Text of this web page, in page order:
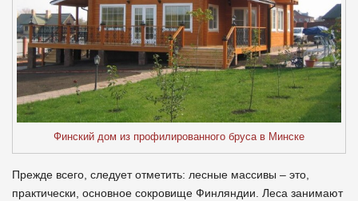
Финский дом из профилированного бруса в Минске
Прежде всего, следует отметить: лесные массивы – это,
практически, основное сокровище Финляндии. Леса занимают